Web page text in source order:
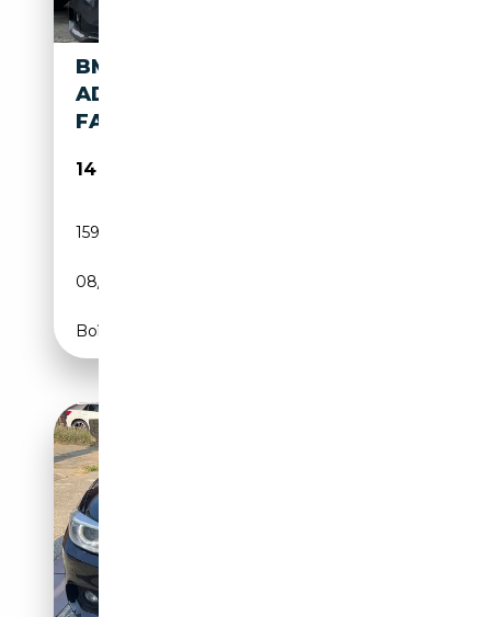
BMW 418 DA GRAN COUPÉ
ADVANTAGE NAVI XÉNON
FACE LIFT
14 800€
159 700 km
08/2017
Boîte automatique